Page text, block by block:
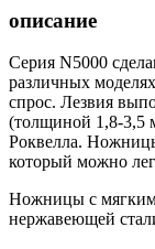
описание
Серия N5000
различных
спрос. Лезвия
(толщиной 1,8-3,5
Роквелла.
который можно
Ножницы с
нержавеющей